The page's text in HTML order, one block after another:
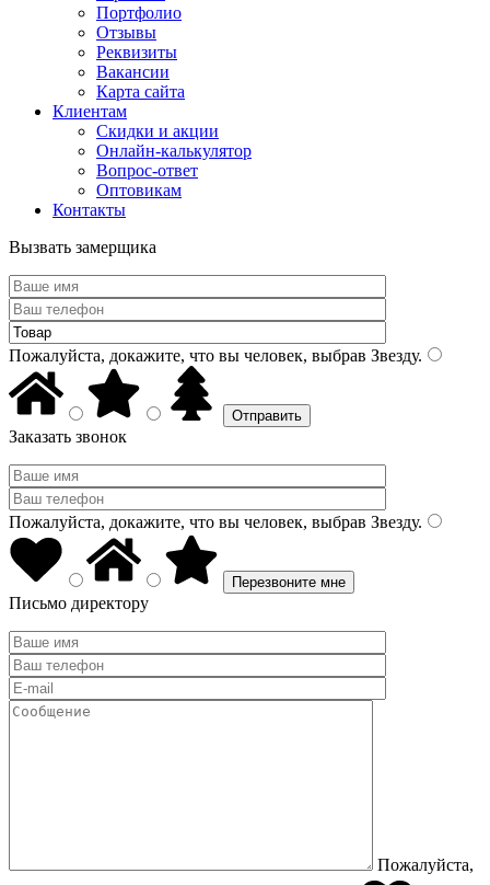
Портфолио
Отзывы
Реквизиты
Вакансии
Карта сайта
Клиентам
Скидки и акции
Онлайн-калькулятор
Вопрос-ответ
Оптовикам
Контакты
Вызвать замерщика
Пожалуйста, докажите, что вы человек, выбрав Звезду.
Заказать звонок
Пожалуйста, докажите, что вы человек, выбрав Звезду.
Письмо директору
Пожалуйста,